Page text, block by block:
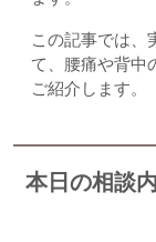
この記事では、
て、腰痛や背中
ご紹介します。
本日の相談